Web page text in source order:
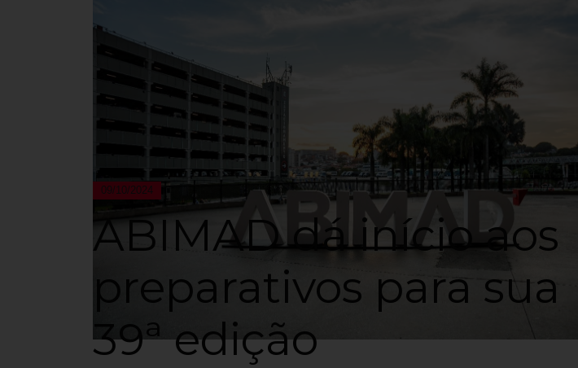
09/10/2024
ABIMAD dá início aos
preparativos para sua
39ª edição